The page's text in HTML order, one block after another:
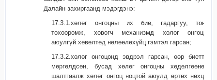
Далайн захиргаанд мэдэгдэнэ:
17.3.1.хөлөг онгоцны их бие, гадаргуу, тоног
төхөөрөмж, хөвөгч механизмд хөлөг онгоцны
аюулгүй хөвөлтөд нөлөөлөхүйц гэмтэл гарсан;
17.3.2.хөлөг онгоцонд эвдрэл гарсан, өөр биеттэй
мөргөлдсөн, бусад хөлөг онгоцны хөдөлгөөнөөс
шалтгаалж хөлөг онгоц ноцтой аюулд өртөх нөхцөл